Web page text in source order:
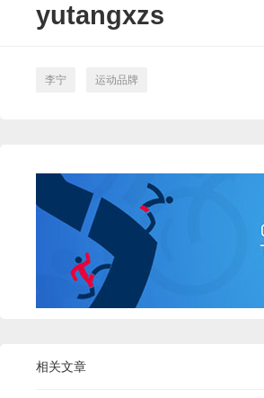
yutangxzs
李宁 运动品牌
相关文章